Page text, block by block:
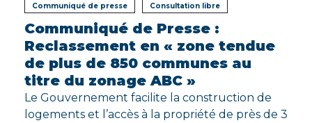
Communiqué de presse Consultation libre
Communiqué de Presse :
Reclassement en « zone tendue
de plus de 850 communes au
titre du zonage ABC »
Le Gouvernement facilite la construction de
logements et l’accès à la propriété de près de 3